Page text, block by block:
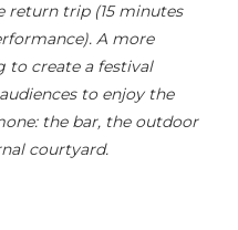
return trip (15 minutes
A more
to create a festival
to enjoy the
the bar, the outdoor
courtyard.